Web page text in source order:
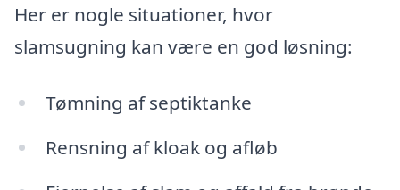
Her er nogle situationer, hvor
slamsugning kan være en god løsning:
Tømning af septiktanke
Rensning af kloak og afløb